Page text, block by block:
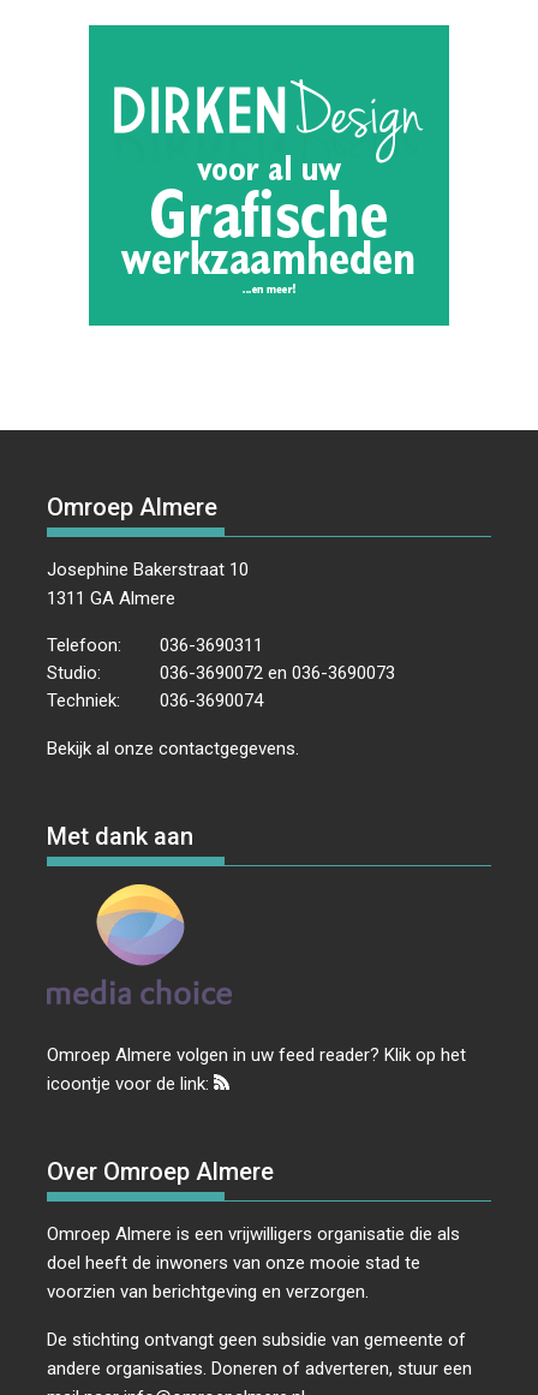
Omroep Almere
Josephine Bakerstraat 10
1311 GA Almere
Telefoon:
036-3690311
Studio:
036-3690072 en 036-3690073
Techniek:
036-3690074
Bekijk al onzecontactgegevens
Met dank aan
Omroep Almere volgen in uw feed reader? Klik op het
icoontje voor de link:
Over Omroep Almere
Omroep Almere is een vrijwilligers organisatie die als
doel heeft de inwoners van onze mooie stad te
voorzien van berichtgeving en verzorgen.
De stichting ontvangt geen subsidie van gemeente of
andere organisaties. Doneren of adverteren, stuur een